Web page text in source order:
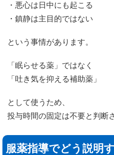
・悪心は日中にも起こる
・鎮静は主目的ではない
という事情があります。
「眠らせる薬」ではなく
「吐き気を抑える補助薬」
として使うため、
投与時間の固定は不要と判断
服薬指導でどう説明